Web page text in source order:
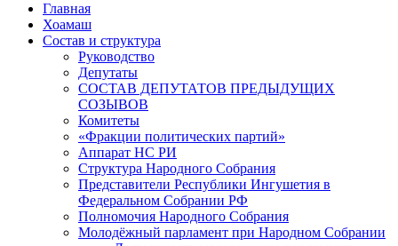
Главная
Хоамаш
Состав и структура
Руководство
Депутаты
СОСТАВ ДЕПУТАТОВ ПРЕДЫДУЩИХ
СОЗЫВОВ
Комитеты
«Фракции политических партий»
Аппарат НС РИ
Структура Народного Собрания
Представители Республики Ингушетия в
Федеральном Собрании РФ
Полномочия Народного Собрания
Молодёжный парламент при Народном Собрании